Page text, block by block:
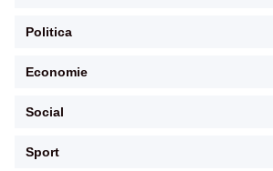
Politica
Economie
Social
Sport